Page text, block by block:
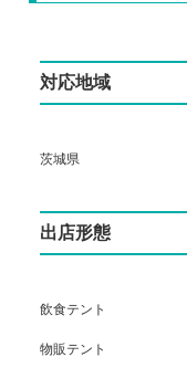
対応地域
茨城県
出店形態
飲食テント
物販テント